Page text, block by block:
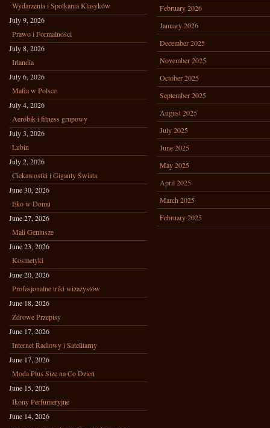
Wydarzenia i Spotkania Klasyków
July 9, 2026
Prawo i Formalności
July 8, 2026
Irlandia
July 6, 2026
Mafia w Polsce
July 4, 2026
Aerobik i fitness grupowy
July 3, 2026
Lubin
July 2, 2026
Ciekawostki i Giganty Świata
June 30, 2026
Eko w Domu
June 27, 2026
Mali Geniusze
June 23, 2026
Kosmetyki
June 20, 2026
Profesjonalne triki wizażystów
June 18, 2026
Zdrowe Przepisy
June 17, 2026
Internet Radiowy i Satelitarny
June 17, 2026
Moda Plus Size na Co Dzień
June 15, 2026
Ikony Perfumeryjne
June 14, 2026
February 2026
January 2026
December 2025
November 2025
October 2025
September 2025
August 2025
July 2025
June 2025
May 2025
April 2025
March 2025
February 2025